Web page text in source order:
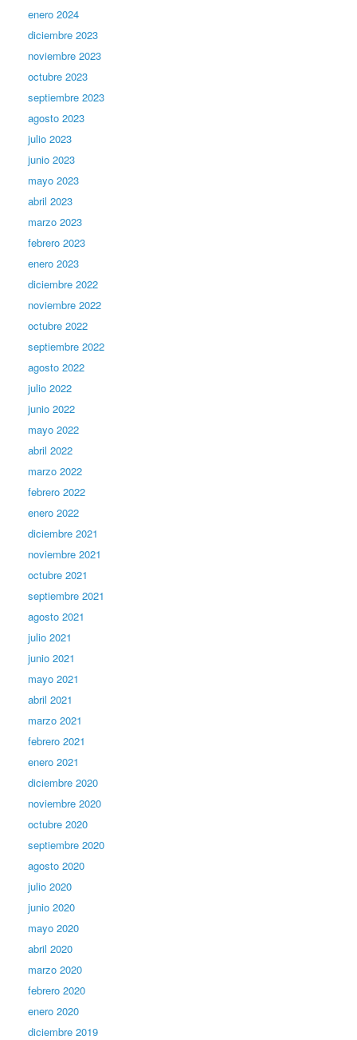
enero 2024
diciembre 2023
noviembre 2023
octubre 2023
septiembre 2023
agosto 2023
julio 2023
junio 2023
mayo 2023
abril 2023
marzo 2023
febrero 2023
enero 2023
diciembre 2022
noviembre 2022
octubre 2022
septiembre 2022
agosto 2022
julio 2022
junio 2022
mayo 2022
abril 2022
marzo 2022
febrero 2022
enero 2022
diciembre 2021
noviembre 2021
octubre 2021
septiembre 2021
agosto 2021
julio 2021
junio 2021
mayo 2021
abril 2021
marzo 2021
febrero 2021
enero 2021
diciembre 2020
noviembre 2020
octubre 2020
septiembre 2020
agosto 2020
julio 2020
junio 2020
mayo 2020
abril 2020
marzo 2020
febrero 2020
enero 2020
diciembre 2019